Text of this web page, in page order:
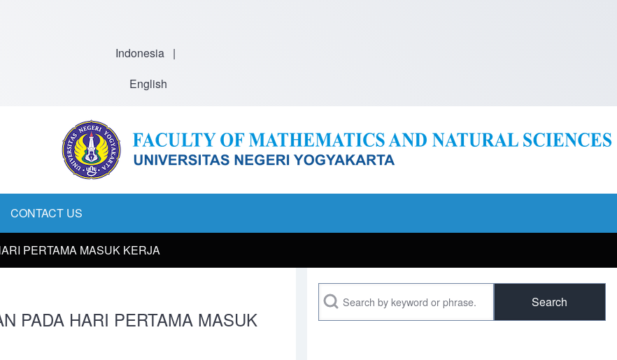
Indonesia |
English
CONTACT US
PERTAMA MASUK KERJA
PADA HARI PERTAMA MASUK
Search